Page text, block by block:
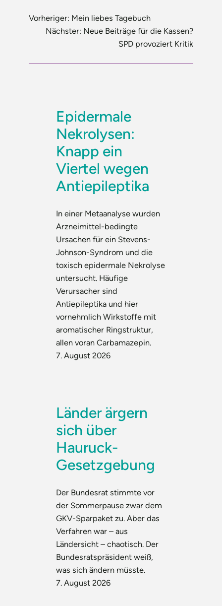
Vorheriger: Mein liebes Tagebuch
Nächster: Neue Beiträge für die Kassen?
SPD provoziert Kritik
Epidermale
Nekrolysen:
Knapp ein
Viertel wegen
Antiepileptika
In einer Metaanalyse wurden
Arzneimittel-bedingte
Ursachen für ein Stevens-
Johnson-Syndrom und die
toxisch epidermale Nekrolyse
untersucht. Häufige
Verursacher sind
Antiepileptika und hier
vornehmlich Wirkstoffe mit
aromatischer Ringstruktur,
allen voran Carbamazepin.
7. August 2026
Länder ärgern
sich über
Hauruck-
Gesetzgebung
Der Bundesrat stimmte vor
der Sommerpause zwar dem
GKV-Sparpaket zu. Aber das
Verfahren war – aus
Ländersicht – chaotisch. Der
Bundesratspräsident weiß,
was sich ändern müsste.
7. August 2026